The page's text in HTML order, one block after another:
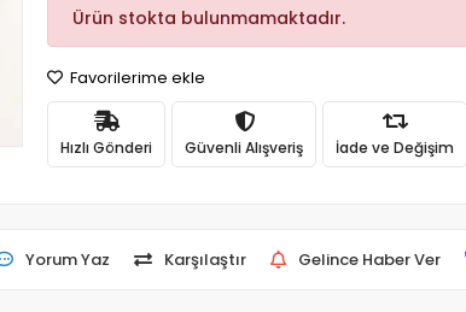
Ürün stokta bulunmamaktadır.
Favorilerime ekle
Hızlı Gönderi Güvenli Alışveriş İade ve Değişim
Yorum Yaz Karşılaştır Gelince Haber Ver